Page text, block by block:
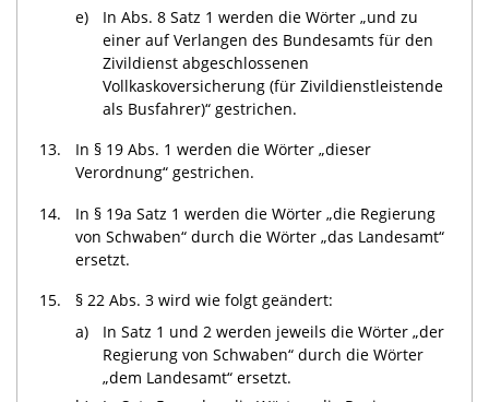
e)
In Abs. 8 Satz 1 werden die Wörter „und zu
einer auf Verlangen des Bundesamts für den
Zivildienst abgeschlossenen
Vollkaskoversicherung (für Zivildienstleistende
als Busfahrer)“ gestrichen.
13.
In § 19 Abs. 1 werden die Wörter „dieser
Verordnung“ gestrichen.
14.
In § 19a Satz 1 werden die Wörter „die Regierung
von Schwaben“ durch die Wörter „das Landesamt“
ersetzt.
15.
§ 22 Abs. 3 wird wie folgt geändert:
a)
In Satz 1 und 2 werden jeweils die Wörter „der
Regierung von Schwaben“ durch die Wörter
„dem Landesamt“ ersetzt.